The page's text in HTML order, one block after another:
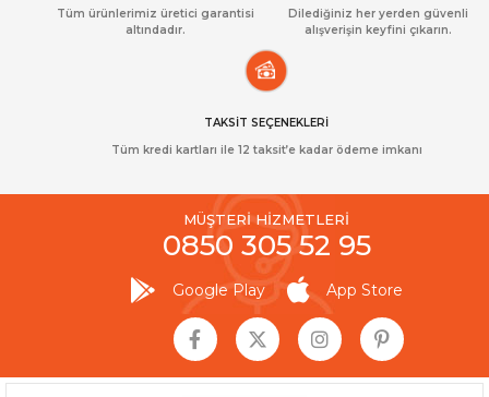
Tüm ürünlerimiz üretici garantisi
altındadır.
Dilediğiniz her yerden güvenli
alışverişin keyfini çıkarın.
TAKSİT SEÇENEKLERİ
Tüm kredi kartları ile 12 taksit’e kadar ödeme imkanı
MÜŞTERİ HİZMETLERİ
0850 305 52 95
Google Play App Store